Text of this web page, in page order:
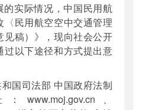
实际情况，中国民用航
〈民用航空空中交通管理
稿）》，现向社会公开
以下途径和方式提出意
国司法部 中国政府法制
、